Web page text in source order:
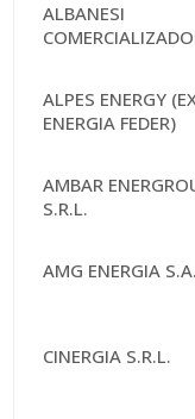
ALBANESI
ALPES ENERGY
ENERGIA FEDER)
AMBAR
S.R.L.
AMG ENERGIA S.A.
CINERGIA S.R.L.